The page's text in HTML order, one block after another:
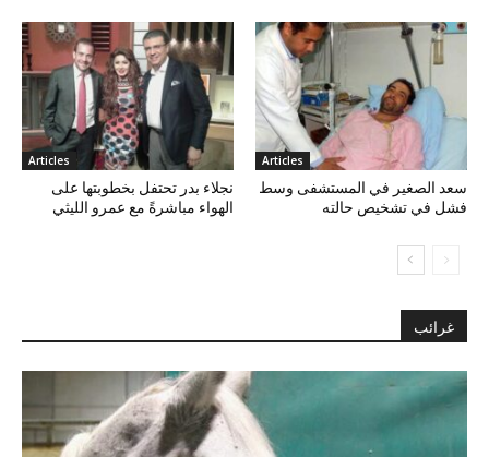
Articles
سعد الصغير في المستشفى وسط
فشل في تشخيص حالته
Articles
نجلاء بدر تحتفل بخطوبتها على
الهواء مباشرةً مع عمرو الليثي
غرائب